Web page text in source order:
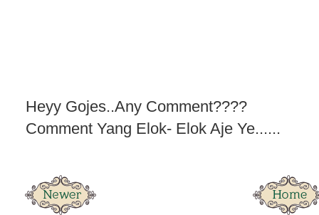
Heyy Gojes..Any Comment????
Comment Yang Elok- Elok Aje Ye......